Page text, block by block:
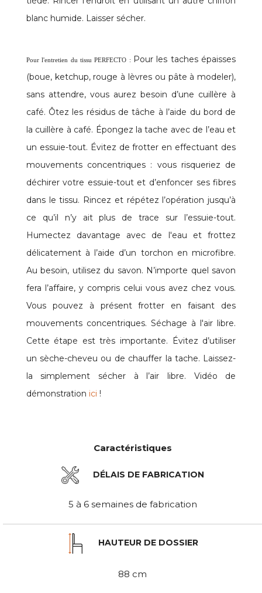
blanc humide. Laisser sécher.
Pour l'entretien du tissu PERFECTO : Pour les taches épaisses
(boue, ketchup, rouge à lèvres ou pâte à modeler),
sans attendre, vous aurez besoin d’une cuillère à
café. Ôtez les résidus de tâche à l’aide du bord de
la cuillère à café. Épongez la tache avec de l’eau et
un essuie-tout. Évitez de frotter en effectuant des
mouvements concentriques : vous risqueriez de
déchirer votre essuie-tout et d’enfoncer ses fibres
dans le tissu. Rincez et répétez l’opération jusqu’à
ce qu’il n’y ait plus de trace sur l’essuie-tout.
Humectez davantage avec de l'eau et frottez
délicatement à l’aide d’un torchon en microfibre.
Au besoin, utilisez du savon. N’importe quel savon
fera l’affaire, y compris celui vous avez chez vous.
Vous pouvez à présent frotter en faisant des
mouvements concentriques. Séchage à l'air libre.
Cette étape est très importante. Évitez d’utiliser
un sèche-cheveu ou de chauffer la tache. Laissez-
la simplement sécher à l’air libre. Vidéo de
démonstration ici !
Caractéristiques
DÉLAIS DE FABRICATION
5 à 6 semaines de fabrication
HAUTEUR DE DOSSIER
88 cm